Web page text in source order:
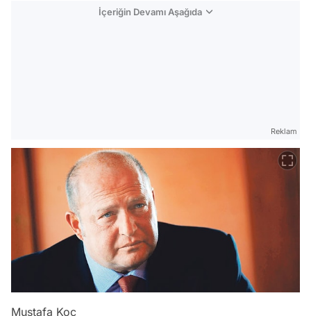
İçeriğin Devamı Aşağıda
Reklam
Mustafa Koç